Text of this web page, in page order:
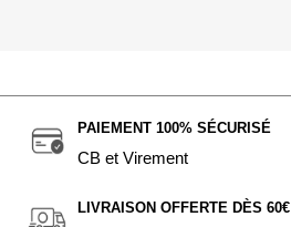
PAIEMENT 100% SÉCURISÉ
CB et Virement
LIVRAISON OFFERTE DÈS 60€